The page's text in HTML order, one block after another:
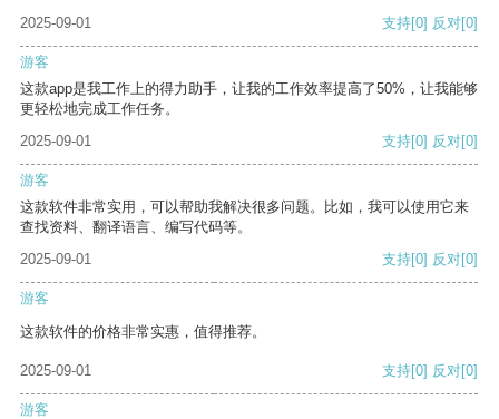
2025-09-01 支持[0] 反对[0]
游客
这款app是我工作上的得力助手，让我的工作效率提高了50%，让我能够
更轻松地完成工作任务。
2025-09-01
支持[0] 反对[0]
游客
这款软件非常实用，可以帮助我解决很多问题。比如，我可以使用它来
查找资料、翻译语言、编写代码等。
2025-09-01
支持[0] 反对[0]
游客
这款软件的价格非常实惠，值得推荐。
2025-09-01 支持[0] 反对[0]
游客